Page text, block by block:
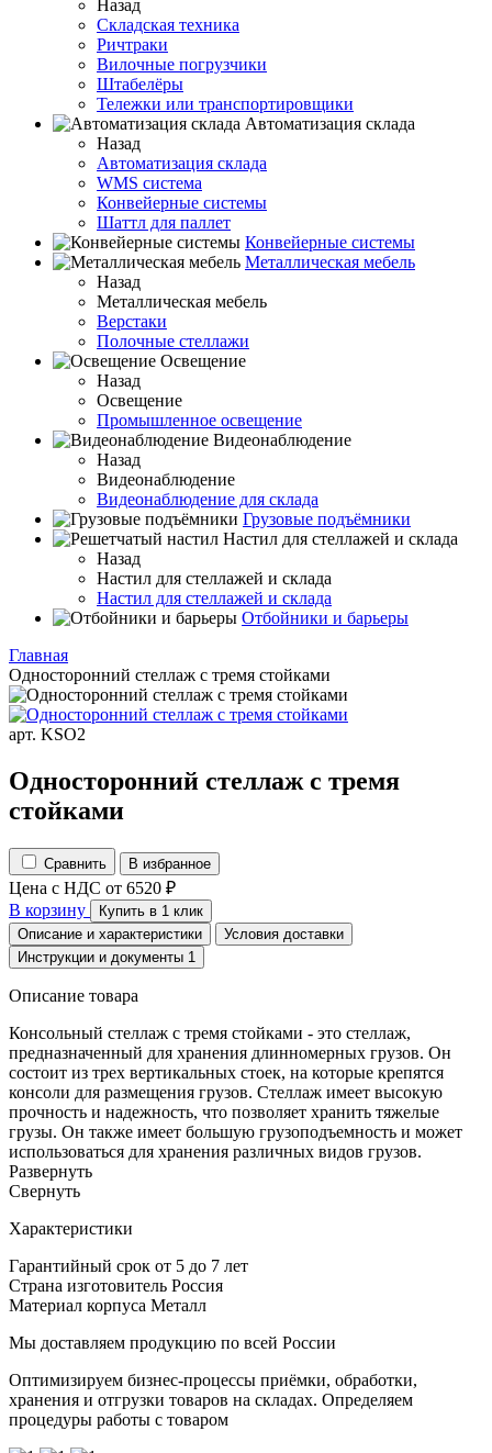
Назад
Складская техника
Ричтраки
Вилочные погрузчики
Штабелёры
Тележки или транспортировщики
Автоматизация склада
Назад
Автоматизация склада
WMS система
Конвейерные системы
Шаттл для паллет
Конвейерные системы
Металлическая мебель
Назад
Металлическая мебель
Верстаки
Полочные стеллажи
Освещение
Назад
Освещение
Промышленное освещение
Видеонаблюдение
Назад
Видеонаблюдение
Видеонаблюдение для склада
Грузовые подъёмники
Настил для стеллажей и склада
Назад
Настил для стеллажей и склада
Настил для стеллажей и склада
Отбойники и барьеры
Главная
Односторонний стеллаж с тремя стойками
арт. KSO2
Односторонний стеллаж с тремя
стойками
Сравнить В избранное
Цена с НДС от 6520 ₽
В корзину
Купить в 1 клик
Описание и характеристики
Условия доставки
Инструкции и документы 1
Описание товара
Консольный стеллаж с тремя стойками - это стеллаж,
предназначенный для хранения длинномерных грузов. Он
состоит из трех вертикальных стоек, на которые крепятся
консоли для размещения грузов. Стеллаж имеет высокую
прочность и надежность, что позволяет хранить тяжелые
грузы. Он также имеет большую грузоподъемность и может
использоваться для хранения различных видов грузов.
Развернуть
Cвернуть
Характеристики
Гарантийный срок от 5 до 7 лет
Страна изготовитель Россия
Материал корпуса Металл
Мы доставляем продукцию по всей России
Оптимизируем бизнес-процессы приёмки, обработки,
хранения и отгрузки товаров на складах. Определяем
процедуры работы с товаром